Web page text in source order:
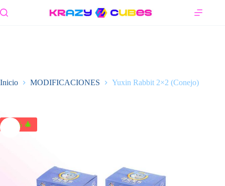
al
Inicio MODIFICACIONES Yuxin Rabbit 2×2 (Conejo)
-24% 🎄